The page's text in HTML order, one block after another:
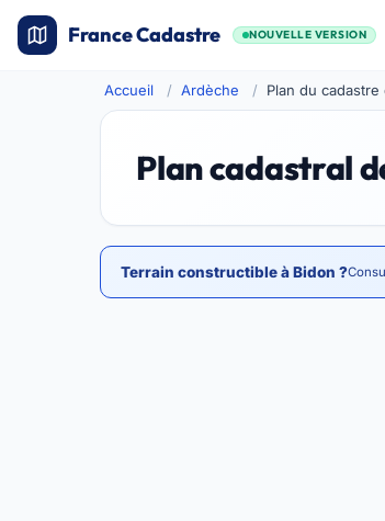
France Cadastre NOUVELLE VERSION
Accueil Ardèche Plan du
Plan cadastral
Terrain constructible à Bidon ?